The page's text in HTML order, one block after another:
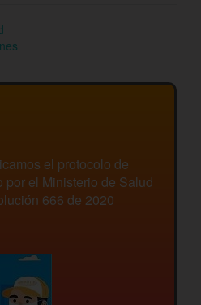
el protocolo de
el Ministerio de Salud
666 de 2020